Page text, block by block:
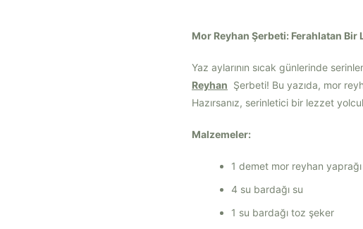
Mor Reyhan Şerbeti: Ferahlatan Bir
Yaz aylarının sıcak günlerinde
Reyhan Şerbeti! Bu yazıda, mor
Hazırsanız, serinletici bir lezzet
Malzemeler:
1 demet mor reyhan yaprağı
4 su bardağı su
1 su bardağı toz şeker